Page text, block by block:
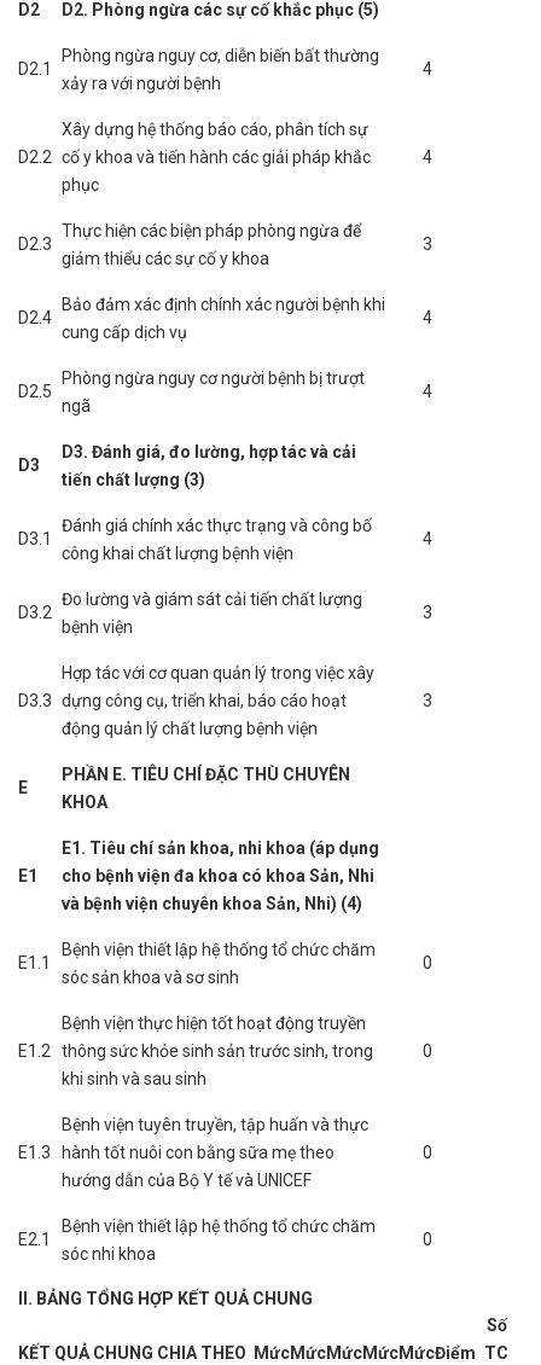
D2 D2. Phòng ngừa các sự cố khắc phục (5)
D2.1
Phòng ngừa nguy cơ, diễn biến bất thường
xảy ra với người bệnh
4
D2.2
Xây dựng hệ thống báo cáo, phân tích sự
cố y khoa và tiến hành các giải pháp khắc
phục
4
D2.3
Thực hiện các biện pháp phòng ngừa để
giảm thiểu các sự cố y khoa
3
D2.4
Bảo đảm xác định chính xác người bệnh khi
cung cấp dịch vụ
4
D2.5
Phòng ngừa nguy cơ người bệnh bị trượt
ngã
4
D3
D3. Đánh giá, đo lường, hợp tác và cải
tiến chất lượng (3)
D3.1
Đánh giá chính xác thực trạng và công bố
công khai chất lượng bệnh viện
4
D3.2
Đo lường và giám sát cải tiến chất lượng
bệnh viện
3
D3.3
Hợp tác với cơ quan quản lý trong việc xây
dựng công cụ, triển khai, báo cáo hoạt
động quản lý chất lượng bệnh viện
3
E
PHẦN E. TIÊU CHÍ ĐẶC THÙ CHUYÊN
KHOA
E1
E1. Tiêu chí sản khoa, nhi khoa (áp dụng
cho bệnh viện đa khoa có khoa Sản, Nhi
và bệnh viện chuyên khoa Sản, Nhi) (4)
E1.1
Bệnh viện thiết lập hệ thống tổ chức chăm
sóc sản khoa và sơ sinh
0
E1.2
Bệnh viện thực hiện tốt hoạt động truyền
thông sức khỏe sinh sản trước sinh, trong
khi sinh và sau sinh
0
E1.3
Bệnh viện tuyên truyền, tập huấn và thực
hành tốt nuôi con bằng sữa mẹ theo
hướng dẫn của Bộ Y tế và UNICEF
0
E2.1
Bệnh viện thiết lập hệ thống tổ chức chăm
sóc nhi khoa
0
II. BẢNG TỔNG HỢP KẾT QUẢ CHUNG
KẾT QUẢ CHUNG CHIA THEO
MứcMứcMứcMứcMứcĐiểm
Số
TC